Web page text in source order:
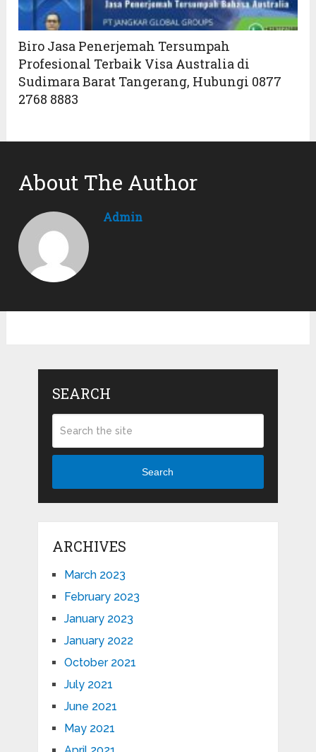
Biro Jasa Penerjemah Tersumpah
Profesional Terbaik Visa Australia di
Sudimara Barat Tangerang, Hubungi 0877
2768 8883
About The Author
Admin
SEARCH
Search
ARCHIVES
March 2023
February 2023
January 2023
January 2022
October 2021
July 2021
June 2021
May 2021